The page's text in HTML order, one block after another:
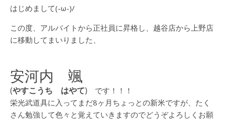
はじめまして(-ω-)/
この度、アルバイトから正社員に昇格し、越谷店から上野店
に移動してまいりました、
安河内 颯
(やすこうち はやて) です！！！
栄光武道具に入ってまだ8ヶ月ちょっとの新米ですが、たく
さん勉強して色々と覚えていきますのでどうぞよろしくお願